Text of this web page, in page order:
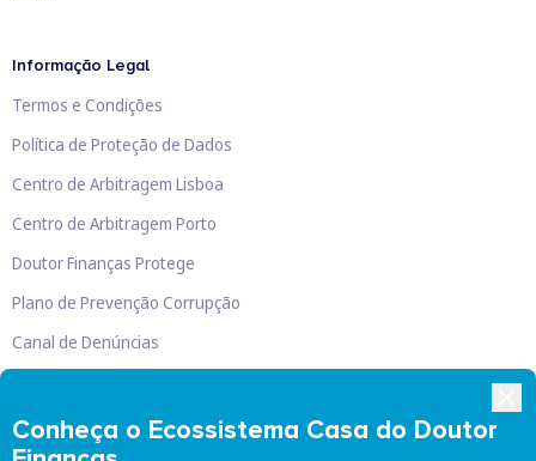
Conheça o Ecossistema Casa do Doutor
Informação Legal
Termos e Condições
Política de Proteção de Dados
Centro de Arbitragem Lisboa
Centro de Arbitragem Porto
Doutor Finanças Protege
Plano de Prevenção Corrupção
Canal de Denúncias